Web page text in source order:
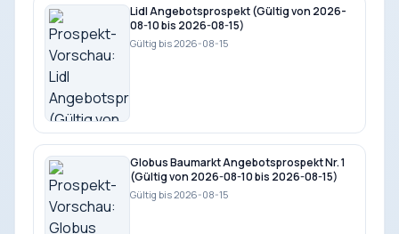
Lidl Angebotsprospekt (Gültig von 2026-
08-10 bis 2026-08-15)
Gültig bis 2026-08-15
Globus Baumarkt Angebotsprospekt Nr. 1
(Gültig von 2026-08-10 bis 2026-08-15)
Gültig bis 2026-08-15